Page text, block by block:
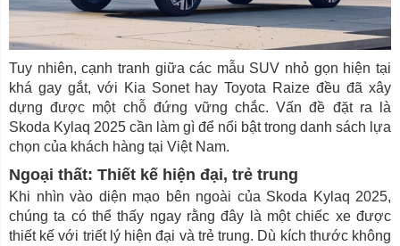
Tuy nhiên, cạnh tranh giữa các mẫu SUV nhỏ gọn hiện tại
khá gay gắt, với Kia Sonet hay Toyota Raize đều đã xây
dựng được một chỗ đứng vững chắc. Vấn đề đặt ra là
Skoda Kylaq 2025 cần làm gì để nổi bật trong danh sách lựa
chọn của khách hàng tại Việt Nam.
Ngoại thất: Thiết kế hiện đại, trẻ trung
Khi nhìn vào diện mạo bên ngoài của Skoda Kylaq 2025,
chúng ta có thể thấy ngay rằng đây là một chiếc xe được
thiết kế với triết lý hiện đại và trẻ trung. Dù kích thước không